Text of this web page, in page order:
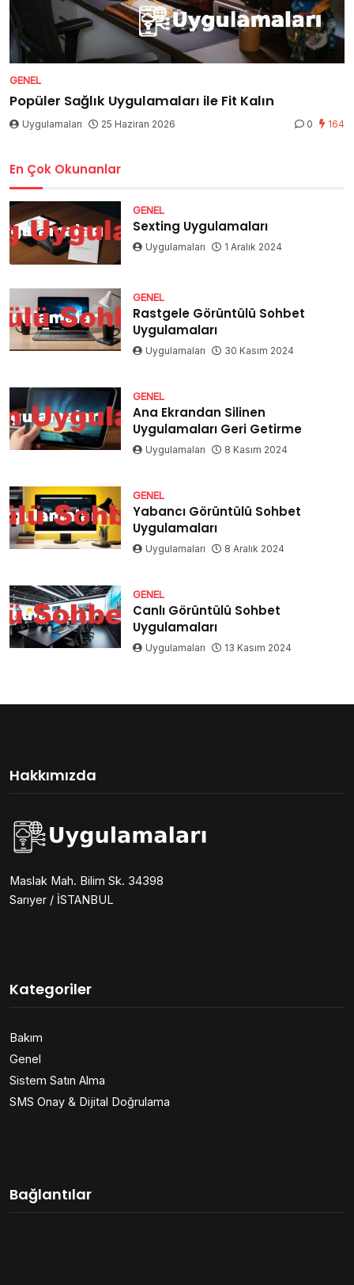
GENEL
Popüler Sağlık Uygulamaları ile Fit Kalın
Uygulamaları 25 Haziran 2026 0 164
En Çok Okunanlar
GENEL
Sexting Uygulamaları
Uygulamaları 1 Aralık 2024
GENEL
Rastgele Görüntülü Sohbet
Uygulamaları
Uygulamaları 30 Kasım 2024
GENEL
Ana Ekrandan Silinen
Uygulamaları Geri Getirme
Uygulamaları 8 Kasım 2024
GENEL
Yabancı Görüntülü Sohbet
Uygulamaları
Uygulamaları 8 Aralık 2024
GENEL
Canlı Görüntülü Sohbet
Uygulamaları
Uygulamaları 13 Kasım 2024
Hakkımızda
Maslak Mah. Bilim Sk. 34398
Sarıyer / İSTANBUL
Kategoriler
Bakım
Genel
Sistem Satın Alma
SMS Onay & Dijital Doğrulama
Bağlantılar